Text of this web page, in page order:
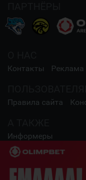
Контакты Реклама
Правила сайта
Информеры
СОЦИАЛЬНЫЕ